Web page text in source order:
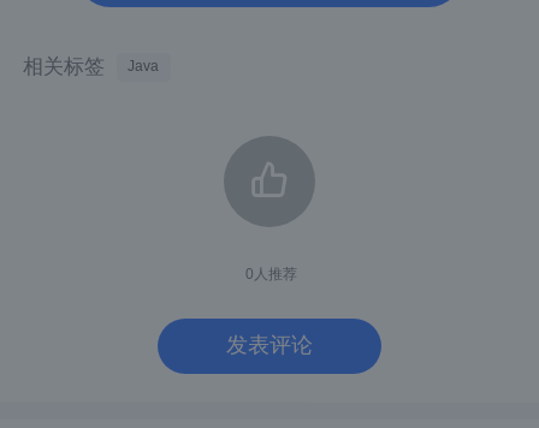
    @Override
Method method =
Object proceed =
System.out.println(name+" 方
        return proceed;
calculator.add(3, 4);
相关标签 Java
0 人推荐
发表评论